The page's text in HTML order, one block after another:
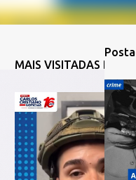
MAIS VISITADAS DA